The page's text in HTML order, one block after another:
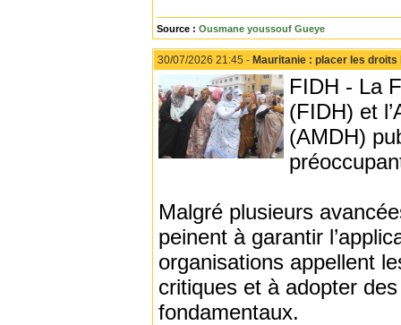
Source : Ousmane youssouf Gueye
30/07/2026 21:45 - Mauritanie : placer les
FIDH - La
(FIDH) et
(AMDH)
Malgré plusieurs
peinent à garantir
organisations appellent
critiques et à adopter
fondamentaux.